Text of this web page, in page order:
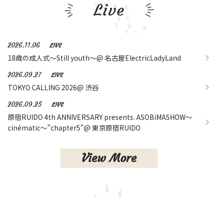
Live
2026.11.06 LIVE
18歳の成人式〜Still youth〜@ 名古屋ElectricLadyLand
2026.09.27 LIVE
TOKYO CALLING 2026@ 渋谷
2026.09.25 LIVE
原宿RUIDO 4th ANNIVERSARY presents. ASOBiMASHOW～
cinématic～”chapter5”@ 東京原宿RUIDO
View More